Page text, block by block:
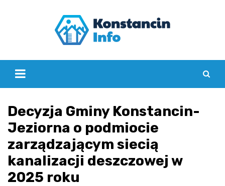
Decyzja Gminy Konstancin-
Jeziorna o podmiocie
zarządzającym siecią
kanalizacji deszczowej w
2025 roku